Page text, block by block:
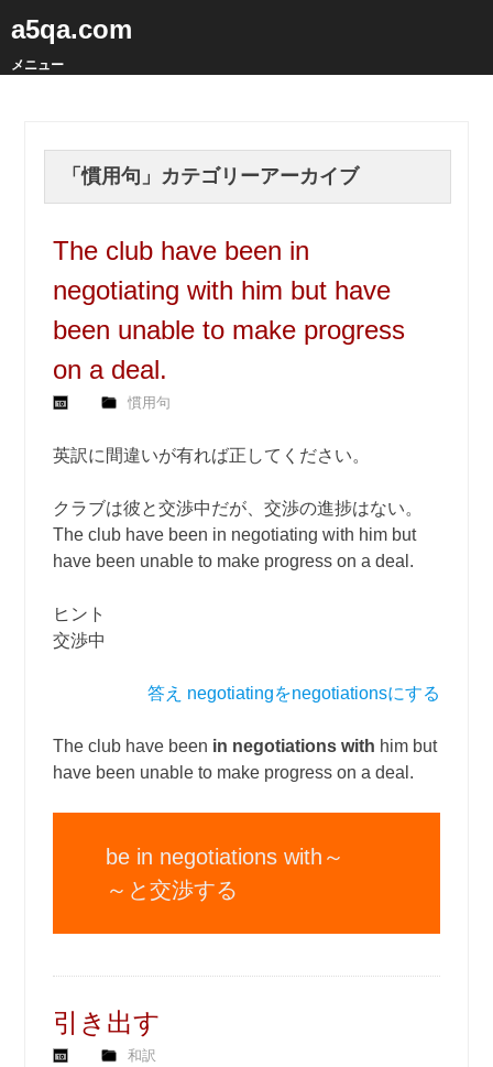
a5qa.com
メニュー
「慣用句 」カテゴリーアーカイブ
The club have been in
negotiating with him but have
been unable to make progress
on a deal.
慣用句
英訳に間違いが有れば正してください。
クラブは彼と交渉中だが、交渉の進捗はない。
The club have been in negotiating with him but
have been unable to make progress on a deal.
ヒント
交渉中
答え negotiatingをnegotiationsにする
The club have been in negotiations with him but
have been unable to make progress on a deal.
be in negotiations with～
～と交渉する
引き出す
和訳